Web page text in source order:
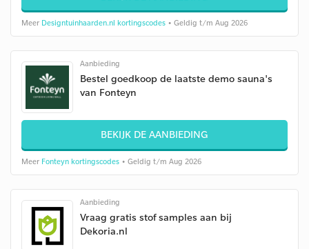
Meer Designtuinhaarden.nl kortingscodes • Geldig t/m Aug 2026
Aanbieding
Bestel goedkoop de laatste demo sauna's
van Fonteyn
BEKIJK DE AANBIEDING
Meer Fonteyn kortingscodes • Geldig t/m Aug 2026
Aanbieding
Vraag gratis stof samples aan bij
Dekoria.nl